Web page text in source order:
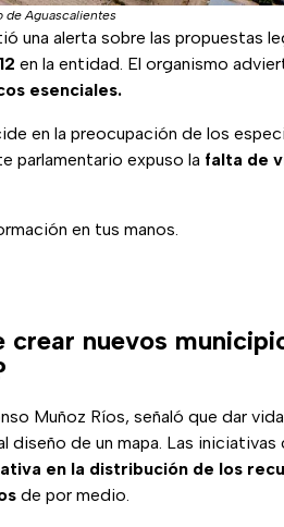
de Aguascalientes
una alerta sobre las propuestas
en la entidad. El organismo
esenciales.
en la preocupación de los
parlamentario expuso la falta de
en tus manos.
crear nuevos
Muñoz Ríos, señaló que dar vida
diseño de un mapa. Las iniciativas
en la distribución de los
de por medio.